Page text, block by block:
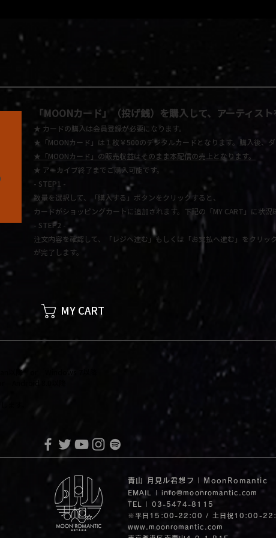
「MOONカード」 （投げ銭）を購入して、アーティス
★ カードの購入は会員登録が必要になります。
★「MOONカード」は１枚￥500のデジタルカードとなります。 購入後、
★ 「MOONカード」の販売収益はそのまま本配信の売上となります。
★ アーカイブ終了までご購入可能です。
- STEP1 -
数量を選択して、「購入する」ボタンをクリックすると、
カードがショッピングカートに追加されます。下記の「MY CART」に状況
- STEP2 -
注文内容を確認して、「レジへ進む」もしくは「お支払へ進む」をクリッ
が完了します。
MY CART
以降 or Windows 7以降
ます。
青山 月見ル君想フ | MoonRomantic
EMAIL |
info@moonromantic.com
TEL | 03-5474-8115
※平日15:00-22:00 / 土日祝10:00-
www.moonromantic.com